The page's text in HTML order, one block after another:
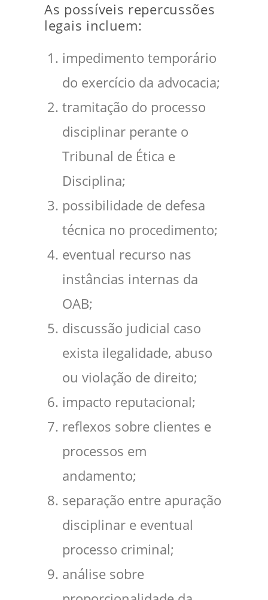
As possíveis repercussões
legais incluem:
impedimento temporário
do exercício da advocacia;
tramitação do processo
disciplinar perante o
Tribunal de Ética e
Disciplina;
possibilidade de defesa
técnica no procedimento;
eventual recurso nas
instâncias internas da
OAB;
discussão judicial caso
exista ilegalidade, abuso
ou violação de direito;
impacto reputacional;
reflexos sobre clientes e
processos em
andamento;
separação entre apuração
disciplinar e eventual
processo criminal;
análise sobre